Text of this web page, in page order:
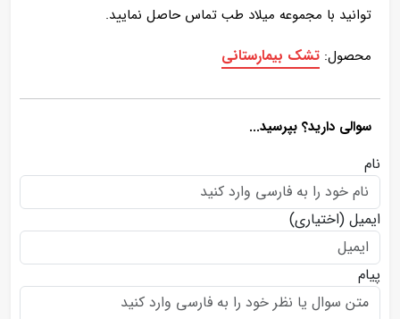
توانید با مجموعه میلاد طب تماس حاصل نمایید.
محصول: تشک بیمارستانی
سوالی دارید؟ بپرسید...
نام
ایمیل (اختیاری)
پیام